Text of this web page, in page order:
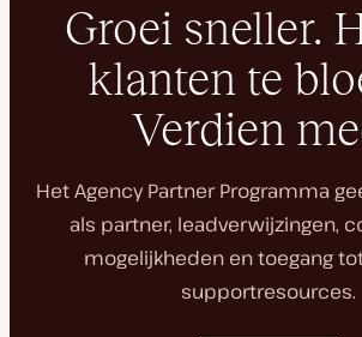
Groei sneller.
klanten te
Verdien
Het Agency Partner Programma
als partner, leadverwijzingen,
mogelijkheden en toegang
supportresources.